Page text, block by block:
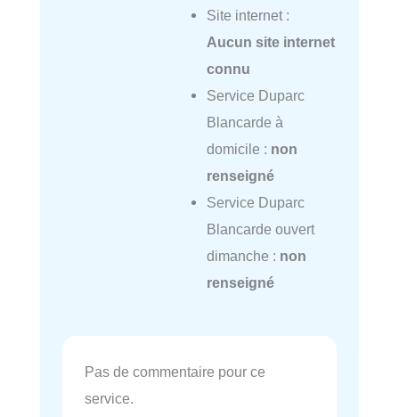
Site internet :
Aucun site internet
connu
Service Duparc
Blancarde à
domicile : non
renseigné
Service Duparc
Blancarde ouvert
dimanche : non
renseigné
Pas de commentaire pour ce
service.